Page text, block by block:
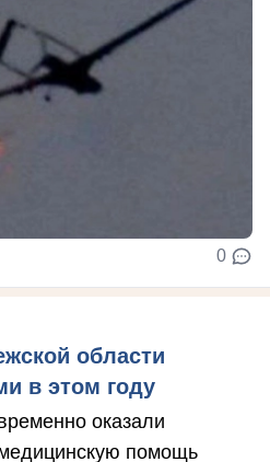
0
области
в этом году
оказали
помощь